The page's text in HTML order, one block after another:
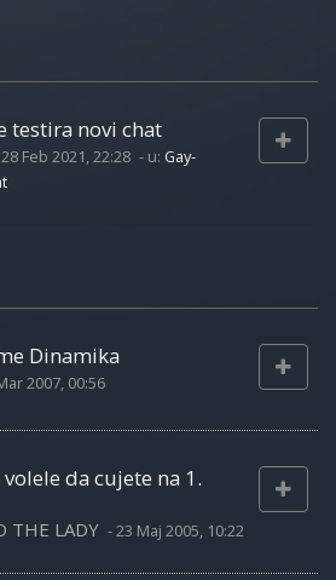
testira novi chat
28 Feb 2021, 22:28 - u: Gay-
Dinamika
2007, 00:56
da cujete na 1.
THE LADY -23 Maj 2005, 10:22